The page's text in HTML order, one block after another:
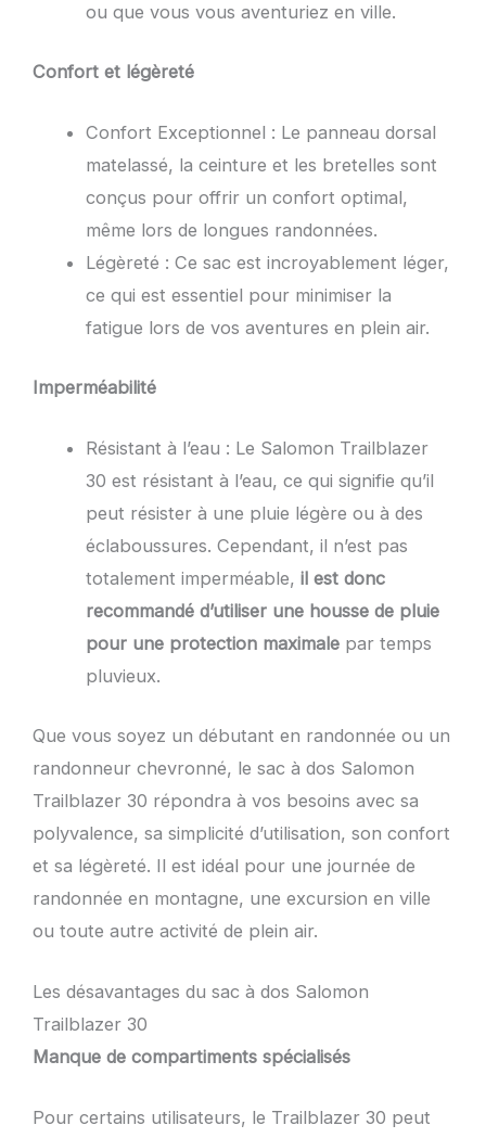
ou que vous vous aventuriez en ville.
Confort et légèreté
Confort Exceptionnel : Le panneau dorsal
matelassé, la ceinture et les bretelles sont
conçus pour offrir un confort optimal,
même lors de longues randonnées.
Légèreté : Ce sac est incroyablement léger,
ce qui est essentiel pour minimiser la
fatigue lors de vos aventures en plein air.
Imperméabilité
Résistant à l’eau : Le Salomon Trailblazer
30 est résistant à l’eau, ce qui signifie qu’il
peut résister à une pluie légère ou à des
éclaboussures. Cependant, il n’est pas
totalement imperméable,il est donc
recommandé d’utiliser une housse de pluie
pour une protection maximale par temps
pluvieux.
Que vous soyez un débutant en randonnée ou un
randonneur chevronné, le sac à dos Salomon
Trailblazer 30 répondra à vos besoins avec sa
polyvalence, sa simplicité d’utilisation, son confort
et sa légèreté. Il est idéal pour une journée de
randonnée en montagne, une excursion en ville
ou toute autre activité de plein air.
Les désavantages du sac à dos Salomon
Trailblazer 30
Manque de compartiments spécialisés
Pour certains utilisateurs, le Trailblazer 30 peut